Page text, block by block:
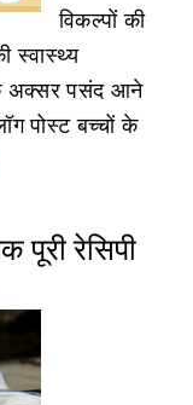
विकल्पों की
स्वास्थ्य
अक्सर पसंद आने
पोस्ट बच्चों के
पूरी रेसिपी